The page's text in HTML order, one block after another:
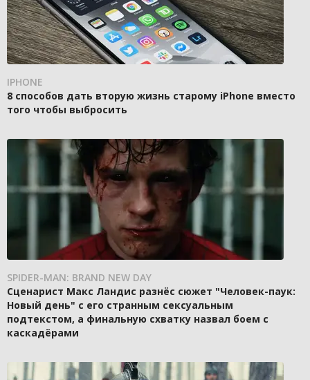
IPHONE
8 способов дать вторую жизнь старому iPhone вместо
того чтобы выбросить
SPIDER-MAN: BRAND NEW DAY
Сценарист Макс Ландис разнёс сюжет "Человек-паук:
Новый день" с его странным сексуальным
подтекстом, а финальную схватку назвал боем с
каскадёрами